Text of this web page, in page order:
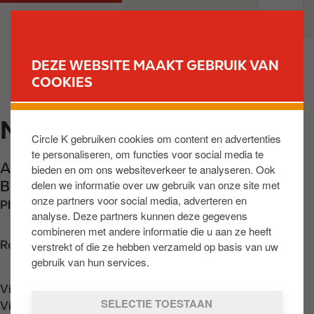
DEZE WEBSITE MAAKT GEBRUIK VAN
COOKIES
Circle K gebruiken cookies om content en advertenties
te personaliseren, om functies voor social media te
bieden en om ons websiteverkeer te analyseren. Ook
delen we informatie over uw gebruik van onze site met
onze partners voor social media, adverteren en
analyse. Deze partners kunnen deze gegevens
combineren met andere informatie die u aan ze heeft
verstrekt of die ze hebben verzameld op basis van uw
gebruik van hun services.
SELECTIE TOESTAAN
a
n
e
n
n
a
r
i
n
M
v
MALLE
Antwerpsesteenweg 391,Malle -Westmalle
BE-2390,BE
Phone: +3233120691
Routebeschrijving opvragen
Vind ons op
Vind ons op
Google Play